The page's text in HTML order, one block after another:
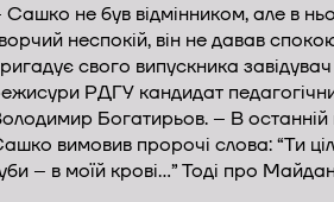
Сашко не був відмінником, але в
неспокій, він не давав
свого випускника
РДГУ кандидат
Богатирьов. – В останній
вимовив пророчі слова: “Ти
– в моїй крові…” Тоді про